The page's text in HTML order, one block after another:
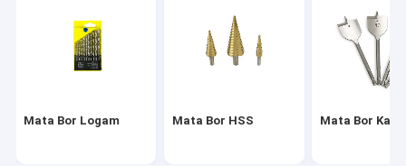
Bilah Gergaji Beton Berlian
Alat Pemotong Ubin Kaca
Mata Bor Logam Mata Bor HSS Mata Bor Kayu